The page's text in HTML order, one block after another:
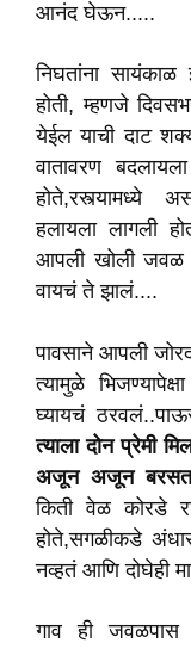
आनंद घेऊन.....
निघतांना सायंकाळ
होती, म्हणजे
येईल याची दाट
वातावरण
होते,रस्त्यामध्ये
हलायला लागली
आपली खोली जवळ
वायचं ते झालं....
पावसाने आपली
त्यामुळे
घ्यायचं
त्याला दोन प्रेमी
अजून अजून बरसत
किती वेळ कोरडे
होते,सगळीकडे
नव्हतं आणि दोघेही
गाव ही जवळपास